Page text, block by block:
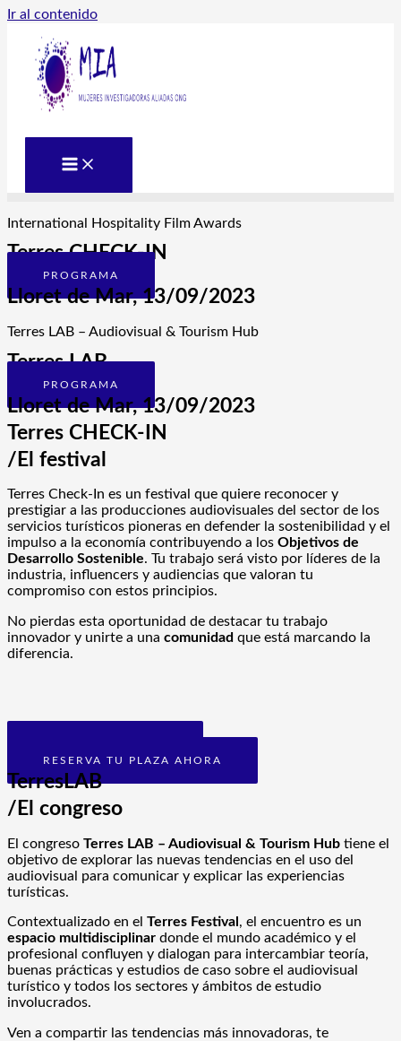
Ir al contenido
International Hospitality Film Awards
Terres CHECK-IN
PROGRAMA
Lloret de Mar, 13/09/2023
Terres LAB – Audiovisual & Tourism Hub
Terres LAB
PROGRAMA
Lloret de Mar, 13/09/2023
Terres CHECK-IN
/El festival
Terres Check-In es un festival que quiere reconocer y
prestigiar a las producciones audiovisuales del sector de los
servicios turísticos pioneras en defender la sostenibilidad y el
impulso a la economía contribuyendo a los Objetivos de
Desarrollo Sostenible. Tu trabajo será visto por líderes de la
industria, influencers y audiencias que valoran tu
compromiso con estos principios.
No pierdas esta oportunidad de destacar tu trabajo
innovador y unirte a una comunidad que está marcando la
diferencia.
RESERVA TU PLAZA AHORA
TerresLAB
/El congreso
El congreso Terres LAB – Audiovisual & Tourism Hub tiene el
objetivo de explorar las nuevas tendencias en el uso del
audiovisual para comunicar y explicar las experiencias
turísticas.
Contextualizado en el Terres Festival , el encuentro es un
espacio multidisciplinar donde el mundo académico y el
profesional confluyen y dialogan para intercambiar teoría,
buenas prácticas y estudios de caso sobre el audiovisual
turístico y todos los sectores y ámbitos de estudio
involucrados.
Ven a compartir las tendencias más innovadoras, te